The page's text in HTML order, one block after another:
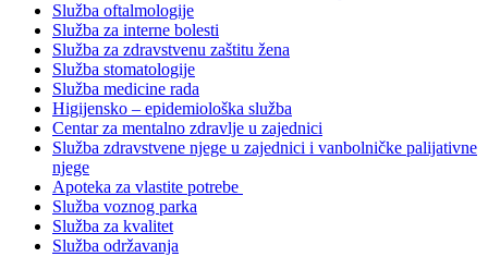
Služba oftalmologije
Služba za interne bolesti
Služba za zdravstvenu zaštitu žena
Služba stomatologije
Služba medicine rada
Higijensko – epidemiološka služba
Centar za mentalno zdravlje u zajednici
Služba zdravstvene njege u zajednici i vanbolničke palijativne
njege
Apoteka za vlastite potrebe
Služba voznog parka
Služba za kvalitet
Služba održavanja